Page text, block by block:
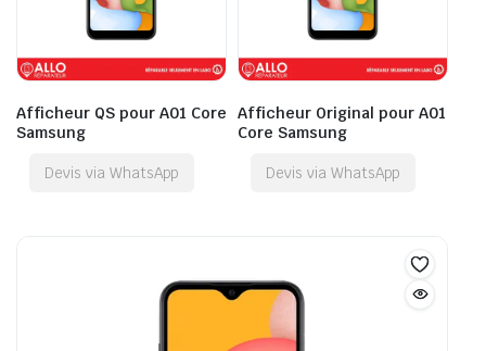
Afficheur QS pour A01 Core
Samsung
Devis via WhatsApp
Afficheur Original pour A01
Core Samsung
Devis via WhatsApp